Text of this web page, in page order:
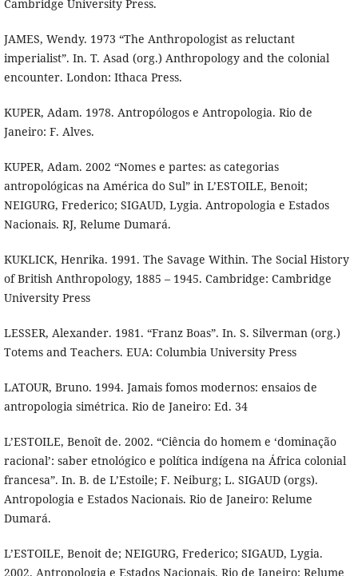
Cambridge University Press.
JAMES, Wendy. 1973 “The Anthropologist as reluctant
imperialist”. In. T. Asad (org.) Anthropology and the colonial
encounter. London: Ithaca Press.
KUPER, Adam. 1978. Antropólogos e Antropologia. Rio de
Janeiro: F. Alves.
KUPER, Adam. 2002 “Nomes e partes: as categorias
antropológicas na América do Sul” in L’ESTOILE, Benoit;
NEIGURG, Frederico; SIGAUD, Lygia. Antropologia e Estados
Nacionais. RJ, Relume Dumará.
KUKLICK, Henrika. 1991. The Savage Within. The Social History
of British Anthropology, 1885 – 1945. Cambridge: Cambridge
University Press
LESSER, Alexander. 1981. “Franz Boas”. In. S. Silverman (org.)
Totems and Teachers. EUA: Columbia University Press
LATOUR, Bruno. 1994. Jamais fomos modernos: ensaios de
antropologia simétrica. Rio de Janeiro: Ed. 34
L’ESTOILE, Benoît de. 2002. “Ciência do homem e ‘dominação
racional’: saber etnológico e política indígena na África colonial
francesa”. In. B. de L’Estoile; F. Neiburg; L. SIGAUD (orgs).
Antropologia e Estados Nacionais. Rio de Janeiro: Relume
Dumará.
L’ESTOILE, Benoit de; NEIGURG, Frederico; SIGAUD, Lygia.
2002. Antropologia e Estados Nacionais. Rio de Janeiro: Relume